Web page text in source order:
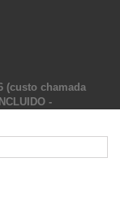
(custo chamada
-